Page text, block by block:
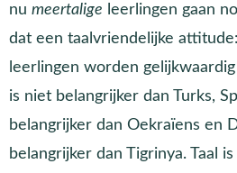
nu meertalige leerlingen gaan
dat een taalvriendelijke
leerlingen worden
is niet belangrijker dan Turks,
belangrijker dan Oekraïens en
belangrijker dan Tigrinya. Taal